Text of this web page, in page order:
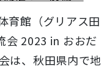
育館（グリアス田
会 2023 in おおだ
は、秋田県内で地